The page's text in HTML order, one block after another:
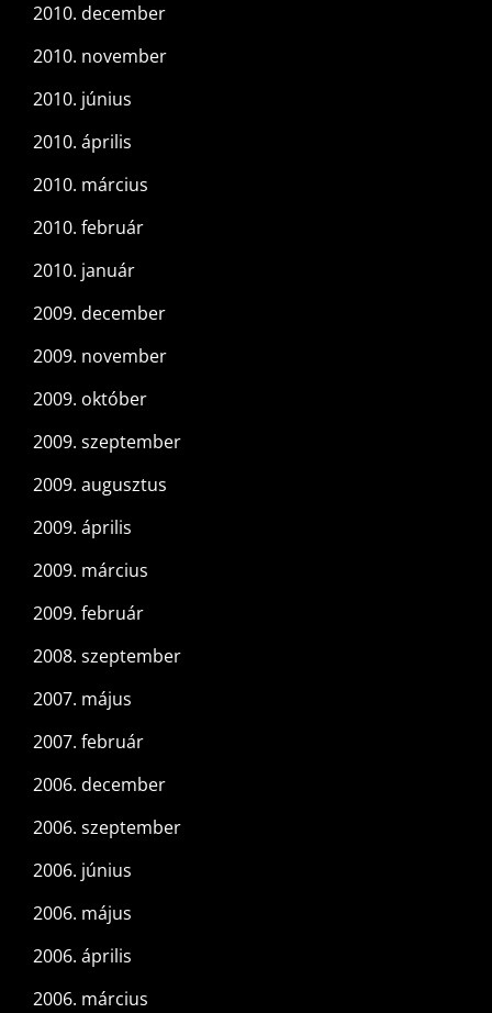
2010. december
2010. november
2010. június
2010. április
2010. március
2010. február
2010. január
2009. december
2009. november
2009. október
2009. szeptember
2009. augusztus
2009. április
2009. március
2009. február
2008. szeptember
2007. május
2007. február
2006. december
2006. szeptember
2006. június
2006. május
2006. április
2006. március